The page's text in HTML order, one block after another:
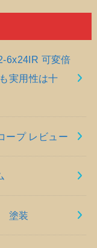
6x24IR 可変倍
実用性は十
ープ レビュー
塗装